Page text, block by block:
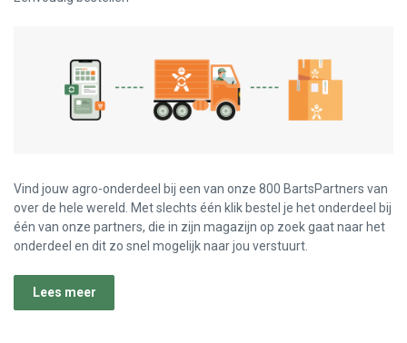
Vind jouw agro-onderdeel bij een van onze 800 BartsPartners van
over de hele wereld. Met slechts één klik bestel je het onderdeel bij
één van onze partners, die in zijn magazijn op zoek gaat naar het
onderdeel en dit zo snel mogelijk naar jou verstuurt.
Lees meer